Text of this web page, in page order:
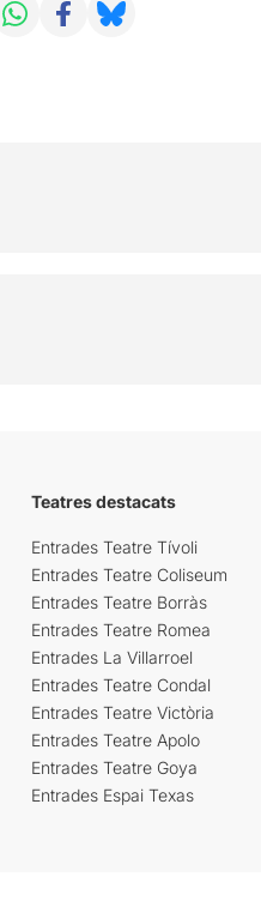
Teatres destacats
Entrades Teatre Tívoli
Entrades Teatre Coliseum
Entrades Teatre Borràs
Entrades Teatre Romea
Entrades La Villarroel
Entrades Teatre Condal
Entrades Teatre Victòria
Entrades Teatre Apolo
Entrades Teatre Goya
Entrades Espai Texas